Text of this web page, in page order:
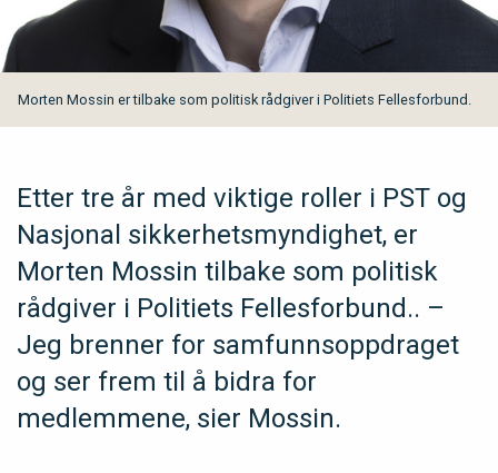
Morten Mossin er tilbake som politisk rådgiver i Politiets Fellesforbund.
Etter tre år med viktige roller i PST og
Nasjonal sikkerhetsmyndighet, er
Morten Mossin tilbake som politisk
rådgiver i Politiets Fellesforbund.. –
Jeg brenner for samfunnsoppdraget
og ser frem til å bidra for
medlemmene, sier Mossin.